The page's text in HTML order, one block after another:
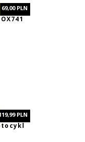
69,00 PLN
PLN